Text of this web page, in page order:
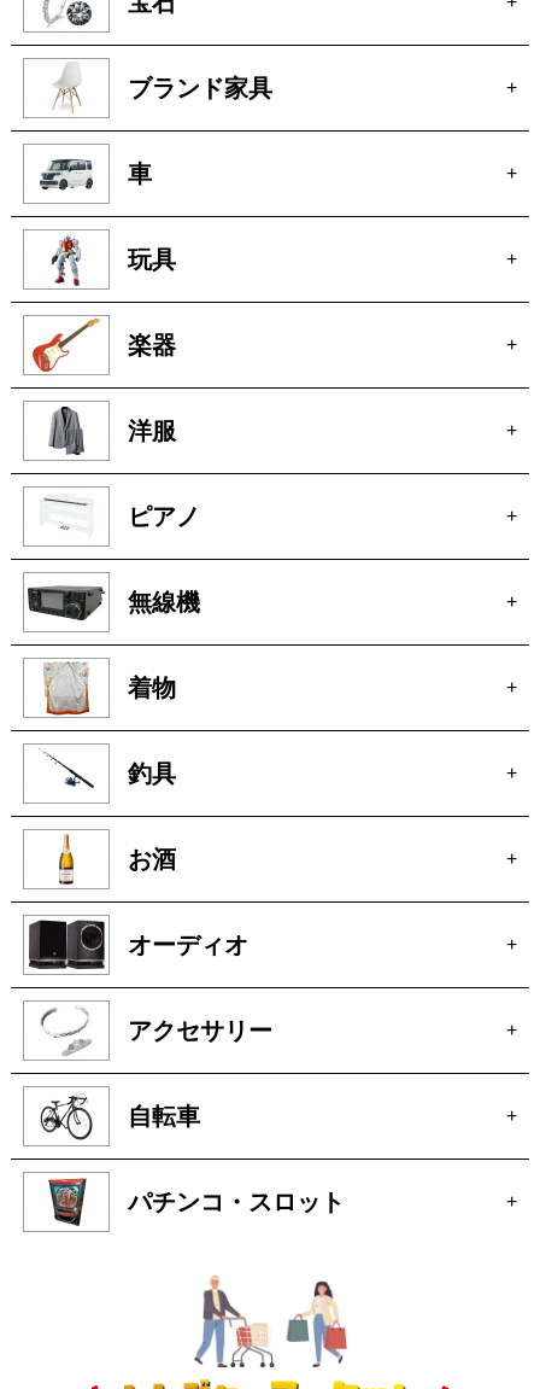
貴金属 +
宝石 +
ブランド家具 +
車 +
玩具 +
楽器 +
洋服 +
ピアノ +
無線機 +
着物 +
釣具 +
お酒 +
オーディオ +
アクセサリー +
パチンコ・スロット